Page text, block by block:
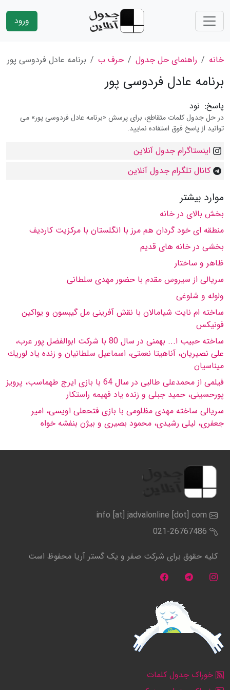
ورود
خانه راهنمای حل جدول حرف ب برنامه عادل فردوسى پور
برنامه عادل فردوسى پور
پاسخ: نود
در حل جدول کلمات متقاطع، برای پرسش «برنامه عادل فردوسى پور» می
توانید از پاسخ فوق استفاده نمایید.
اینستاگرام جدول آنلاین
کانال تلگرام جدول آنلاین
موارد بیشتر
بخش بالاى در خانه
منطقه اى خود گردان هم مرز با انگلستان با مركزیت كاردیف
بخشى در خانه هاى قدیم
ظاهر و ساختار
سریالى از سیروس مقدم با حضور مهدى سلطانى
ولوله و شلوغى
ساخته ام نایت شیامالان با نقش آفرینى مل گیبسون و یواكین
فونیكس
ساخته حبیب ا... بهمنى در سال 80 با شركت ابوالفضل پور عرب،
على نصیریان، آناهیتا نعمتى، اسماعیل سلطانیان و زنده یاد لوریك
میناسیان
فیلمى از محمدعلى طالبى در سال 64 با بازى ایرج طهماسب، پرویز
پورحسینى، حمید جبلى و زنده یاد فهیمه راستكار
سریالى ساخته مهدى مظلومى با بازى فتحعلى اویسى، امیر
جعفرى، لیلى رشیدى، محمود بصیرى و بیژن بنفشه خواه
info [at] jadvalonline [dot] com
021-26767486
کلیه حقوق برای شرکت صفر و یک گستر آریا محفوظ است
خوراک جدول کلمات